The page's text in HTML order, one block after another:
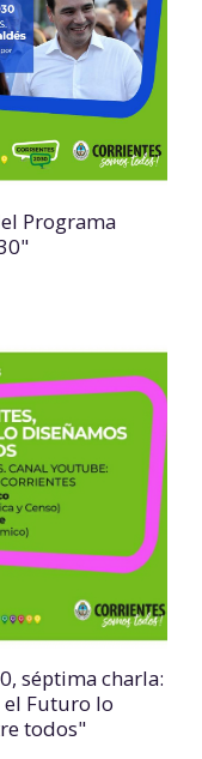
Programa
séptima charla:
el Futuro lo
todos"